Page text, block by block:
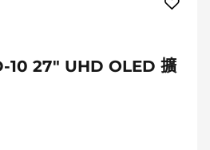
10 27" UHD OLED 擴